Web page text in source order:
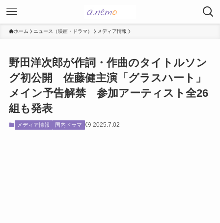
ホーム ニュース（映画・ドラマ） メディア情報
野田洋次郎が作詞・作曲のタイトルソン
グ初公開 佐藤健主演「グラスハート」
メイン予告解禁 参加アーティスト全26
組も発表
メディア情報 国内ドラマ 2025.7.02